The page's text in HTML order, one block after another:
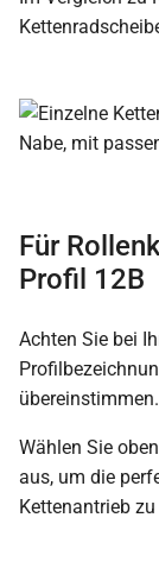
Für
Profil 12B
Achten Sie bei
übereinstimmen.
Wählen Sie
aus, um die
Kettenantrieb